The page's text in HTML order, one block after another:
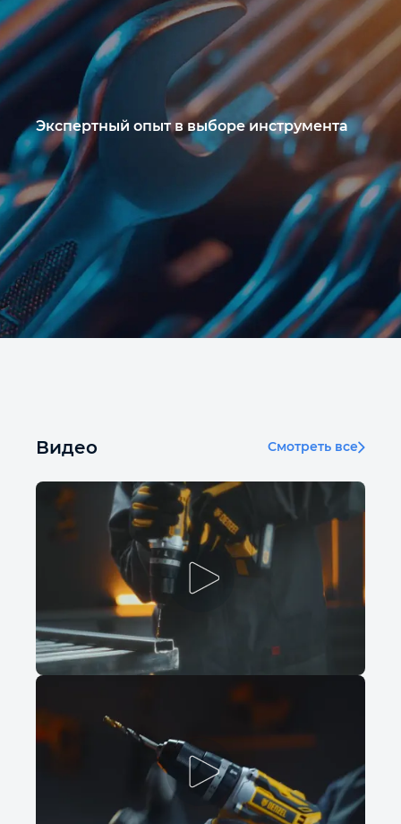
Экспертный опыт в выборе инструмента
Видео Смотреть все